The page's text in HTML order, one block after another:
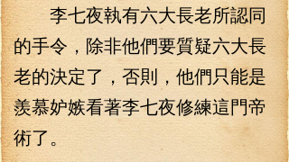
李七夜執有六大長老所認同
的手令，除非他們要質疑六大長
老的決定了，否則，他們只能是
羨慕妒嫉看著李七夜修練這門帝
術了。